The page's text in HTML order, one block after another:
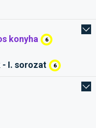
konyha 6
- I. sorozat 6